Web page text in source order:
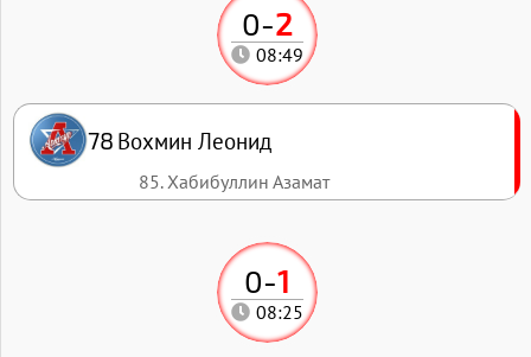
0-1
08:25
0-2
08:49
78 Вохмин Леонид
85. Хабибуллин Азамат